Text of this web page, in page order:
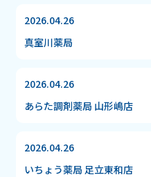
2026.04.26
真室川薬局
2026.04.26
あらた調剤薬局 山形嶋店
2026.04.26
いちょう薬局 足立東和店